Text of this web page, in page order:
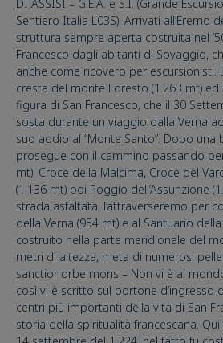
DI ASSISI – G.E.A. e S.I. (Grande
Sentiero Italia L03S). Arrivati all’Eremo
struttura sempre aperta costruita nel
Francesco dagli abitanti di Sovaggio,
anche come ricovero per escursionisti.
cresta del monte Foresto (1.263 mt)
figura di San Francesco, che il 30
sosta durante un viaggio dalla Verna
suo addio al “Monte Santo”. Dopo una
prosegue con il cammino passando
mt), Croce della Malcima, Croce del
(1.136 mt) poi Poggio dell’Assunzione
strada asfaltata, l’attraverseremo per
della Verna (954 mt) e al Santuario
costruito nella parte meridionale del
metri di altezza, meta di numerosi
sanctior orbe mons – Non vi è al
così vi è scritto sul portone d’ingresso
centri più importanti della vita di San
storia della spiritualità francescana.